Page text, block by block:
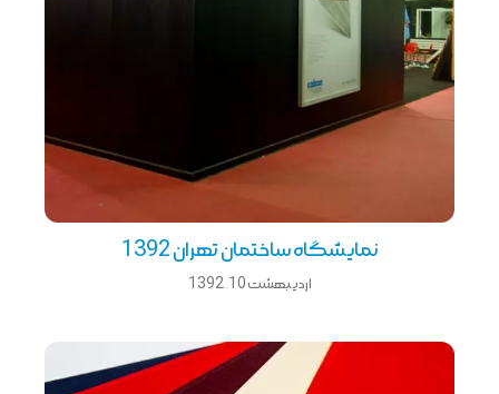
نمایشگاه ساختمان تهران 1392
اردیبهشت 10, 1392